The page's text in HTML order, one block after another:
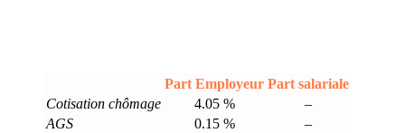
Part Employeur Part salariale
Cotisation chômage
4.05 %
–
AGS
0.15 % –